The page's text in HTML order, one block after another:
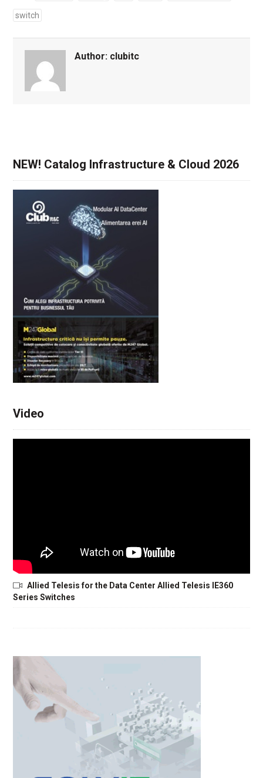
switch
Author: clubitc
NEW! Catalog Infrastructure & Cloud 2026
Video
Allied Telesis for the Data Center Allied Telesis IE360
Series Switches